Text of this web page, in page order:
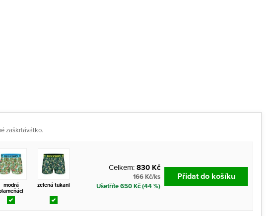
zaškrtávátko.
modrá zelená tukani
Celkem:830 Kč
166 Kč/ks
Ušetříte 650 Kč (44 %)
Přidat do košíku